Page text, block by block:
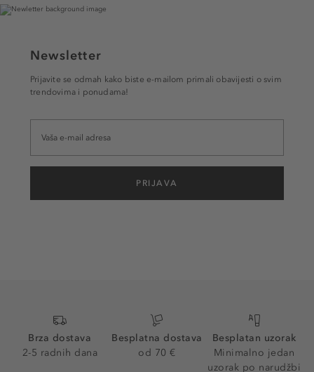
Newsletter
Prijavite se odmah kako biste e-mailom primali obavijesti o svim
trendovima i ponudama!
PRIJAVA
Brza dostava
2-5 radnih dana
Besplatna dostava
od 70 €
Besplatan uzorak
Minimalno jedan
uzorak po narudžbi